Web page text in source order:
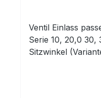
Ventil Einlass
Serie 10, 20,0 30,
Sitzwinkel